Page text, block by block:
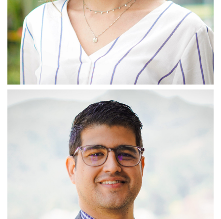
Erika Milena Bejarano Niño
Coordinadora de Emprendimiento
Mi rol gira en torno a sensibilizar, transferir conocimiento y
ofrecer espacios de entrenamiento sobre diferentes temáticas
que permitan reforzar el interés en emprendimiento sostenible y
generar capacidades con las cuales los emprendedores
puedan identificar oportunidades para estructurar y/o redefinir
sus ideas de negocio, potenciando su innovación y el impacto
positivo en los aspectos ambiental, social y económico.